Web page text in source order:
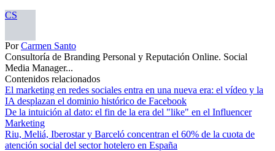
CS
PorCarmen Santo
Consultoría de Branding Personal y Reputación Online. Social
Media Manager...
Contenidos relacionados
El marketing en redes sociales entra en una nueva era: el vídeo y la
IA desplazan el dominio histórico de Facebook
De la intuición al dato: el fin de la era del "like" en el Influencer
Marketing
Riu, Meliá, Iberostar y Barceló concentran el 60% de la cuota de
atención social del sector hotelero en España